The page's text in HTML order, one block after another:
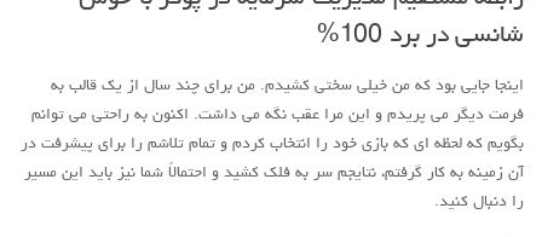
شانسی در برد 100%
اینجا جایی بود که من خیلی سختی کشیدم. من برای چند سال از یک قالب به
فرمت دیگر می پریدم و این مرا عقب نگه می داشت. اکنون به راحتی می توانم
بگویم که لحظه ای که بازی خود را انتخاب کردم و تمام تلاشم را برای پیشرفت در
آن زمینه به کار گرفتم، نتایجم سر به فلک کشید و احتمالاً شما نیز باید این مسیر
را دنبال کنید.